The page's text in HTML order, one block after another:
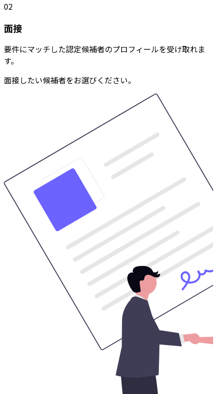
02
面接
要件にマッチした認定候補者のプロフィールを受け取れま
す。
面接したい候補者をお選びください。